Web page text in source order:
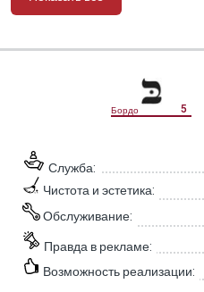
Бордо 5
Служба:
Чистота и эстетика:
Обслуживание:
Правда в рекламе:
Возможность реализации: